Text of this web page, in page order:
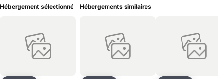
Hébergement sélectionné Hébergements similaires